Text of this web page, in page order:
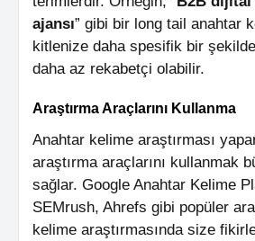
ajansı” gibi bir long tail anahtar
kitlenize daha spesifik bir
daha az rekabetçi olabilir.
Araştırma Araçlarını Kullanma
Anahtar kelime araştırması
araştırma araçlarını kullanmak
sağlar. Google Anahtar Kelime
SEMrush, Ahrefs gibi popüler
kelime araştırmasında size